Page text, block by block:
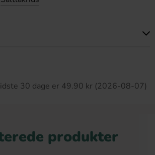
30 dage er 49.90 kr (2026-08-07)
produkter